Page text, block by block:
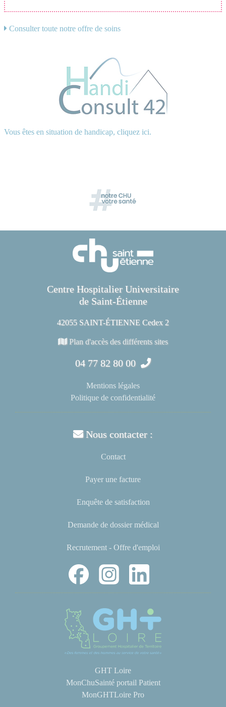
Consulter toute notre offre de soins
Vous êtes en situation de handicap, cliquez ici.
Centre Hospitalier Universitaire
de Saint-Étienne
42055 SAINT-ÉTIENNE Cedex 2
Plan d'accès des différents sites
04 77 82 80 00
Mentions légales
Politique de confidentialité
Nous contacter :
Contact
Payer une facture
Enquête de satisfaction
Demande de dossier médical
Recrutement - Offre d'emploi
GHT Loire
MonChuSainté portail Patient
MonGHTLoire Pro